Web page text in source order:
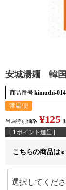
安城湯麺 韓国
商品番号 kimuchi-
常温便
当店特別価格 ¥125
[ 1 ポイント進呈 ]
こちらの商品は